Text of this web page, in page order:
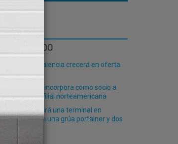
LO MÁS LEÍDO
El Puerto de Valencia crecerá en oferta
Truck & Wheel incorpora como socio a
Cofides en su filial norteamericana
Paceco equipará una terminal en
Constanza con una grúa portainer y dos